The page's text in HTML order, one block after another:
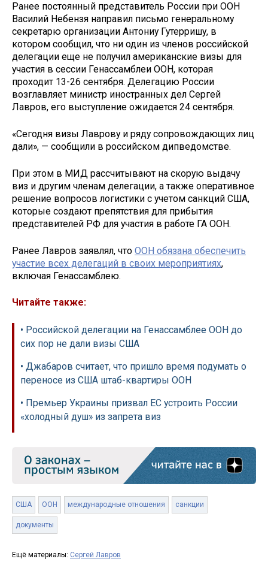
Ранее постоянный представитель России при ООН
Василий Небензя направил письмо генеральному
секретарю организации Антониу Гутерришу, в
котором сообщил, что ни один из членов российской
делегации еще не получил американские визы для
участия в сессии Генассамблеи ООН, которая
проходит 13-26 сентября. Делегацию России
возглавляет министр иностранных дел Сергей
Лавров, его выступление ожидается 24 сентября.
«Сегодня визы Лаврову и ряду сопровождающих лиц
дали», — сообщили в российском дипведомстве.
При этом в МИД рассчитывают на скорую выдачу
виз и другим членам делегации, а также оперативное
решение вопросов логистики с учетом санкций США,
которые создают препятствия для прибытия
представителей РФ для участия в работе ГА ООН.
Ранее Лавров заявлял, что ООН обязана обеспечить
участие всех делегаций в своих мероприятиях,
включая Генассамблею.
Читайте также:
• Российской делегации на Генассамблее ООН до
сих пор не дали визы США
• Джабаров считает, что пришло время подумать о
переносе из США штаб-квартиры ООН
• Премьер Украины призвал ЕС устроить России
«холодный душ» из запрета виз
США ООН международные отношения санкции
документы
Ещё материалы: Сергей Лавров